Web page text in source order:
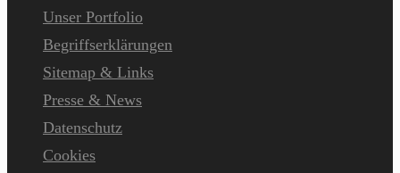
Unser Portfolio
Begriffserklärungen
Sitemap & Links
Presse & News
Datenschutz
Cookies